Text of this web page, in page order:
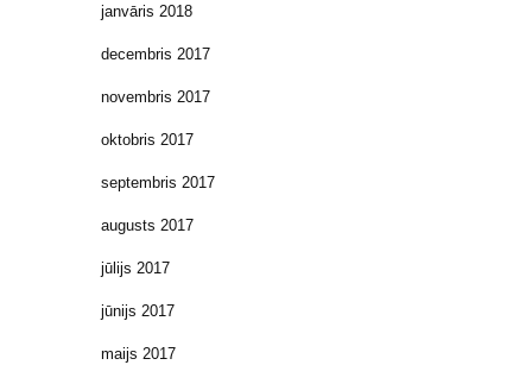
janvāris 2018
decembris 2017
novembris 2017
oktobris 2017
septembris 2017
augusts 2017
jūlijs 2017
jūnijs 2017
maijs 2017